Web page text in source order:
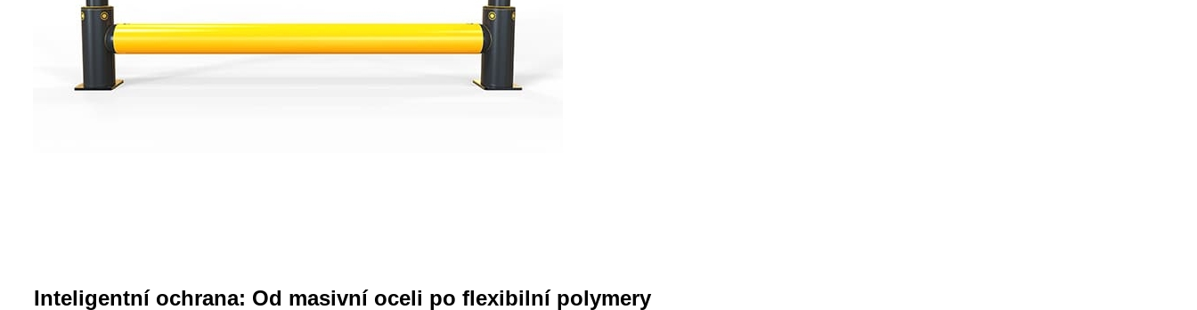
Inteligentní ochrana: Od masivní oceli po flexibilní polymery